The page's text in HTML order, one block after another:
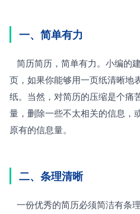
一、简单有力
页，如果你能够用一页纸清晰地
纸。当然，对简历的压缩是个痛
量，删除一些不太相关的信息，
原有的信息量。
二、条理清晰